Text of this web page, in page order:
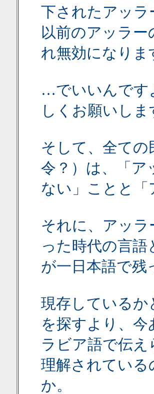
下されたアッラ
以前のアッラ
れ無効になりま
…でいいんです
しくお願いしま
そして、全て
令？）は、「ア
ない」ことと
それに、アッラ
った時代の言
が一日本語で残
現存しているか
を探すより、
ラビア語で伝
理解されてい
か。